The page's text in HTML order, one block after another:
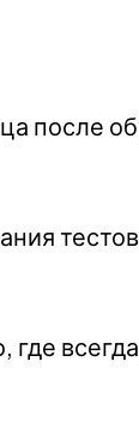
после
где